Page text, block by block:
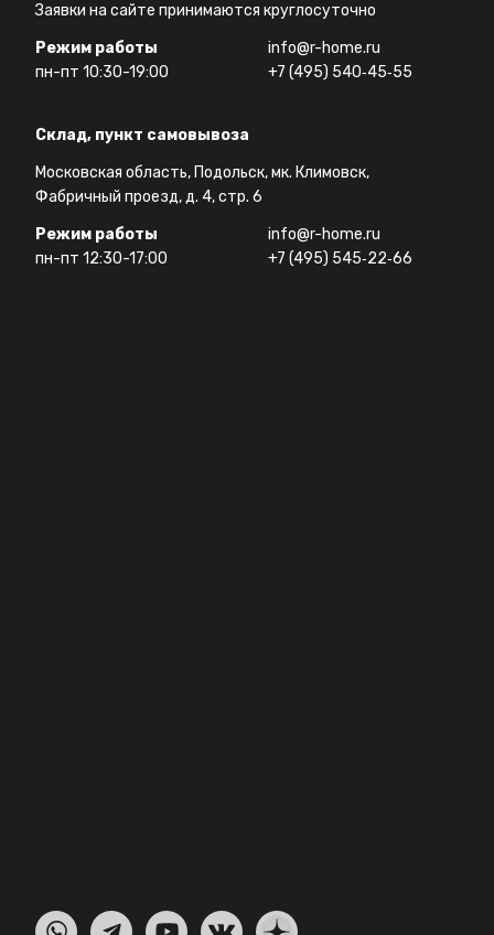
Заявки на сайте принимаются круглосуточно
Режим работы
пн-пт 10:30-19:00
info@r-home.ru
+7 (495) 540‑45‑55
Склад, пункт самовывоза
Московская область, Подольск, мк. Климовск,
Фабричный проезд, д. 4, стр. 6
Режим работы
пн-пт 12:30-17:00
info@r-home.ru
+7 (495) 545‑22‑66